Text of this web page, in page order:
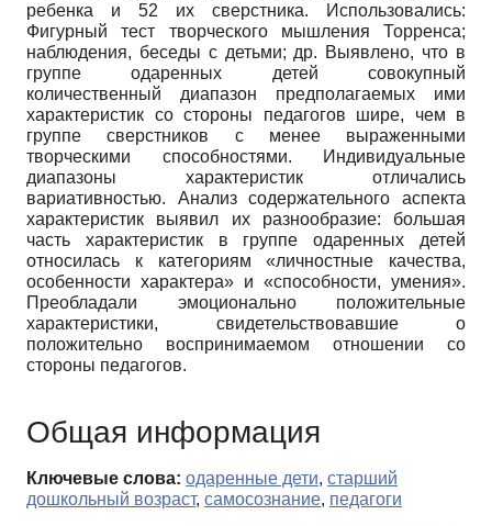
ребенка и 52 их сверстника. Использовались:
Фигурный тест творческого мышления Торренса;
наблюдения, беседы с детьми; др. Выявлено, что в
группе одаренных детей совокупный
количественный диапазон предполагаемых ими
характеристик со стороны педагогов шире, чем в
группе сверстников с менее выраженными
творческими способностями. Индивидуальные
диапазоны характеристик отличались
вариативностью. Анализ содержательного аспекта
характеристик выявил их разнообразие: большая
часть характеристик в группе одаренных детей
относилась к категориям «личностные качества,
особенности характера» и «способности, умения».
Преобладали эмоционально положительные
характеристики, свидетельствовавшие о
положительно воспринимаемом отношении со
стороны педагогов.
Общая информация
Ключевые слова: одаренные дети, старший
дошкольный возраст, самосознание, педагоги